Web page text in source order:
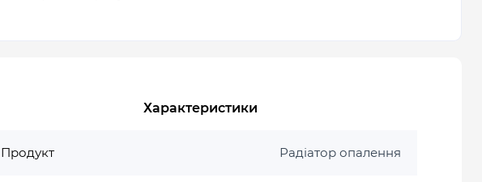
Характеристики
Продукт Радіатор опалення